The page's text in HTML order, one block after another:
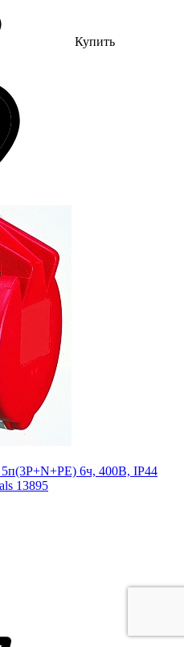
Купить
5п(3P+N+РE) 6ч, 400В, IP44
13895